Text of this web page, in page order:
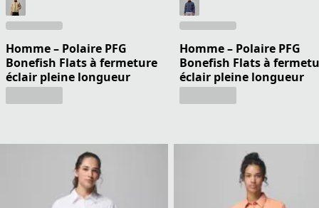
Homme – Polaire PFG
Bonefish Flats à fermeture
éclair pleine longueur
Homme – Polaire PFG
Bonefish Flats à
éclair pleine longueur